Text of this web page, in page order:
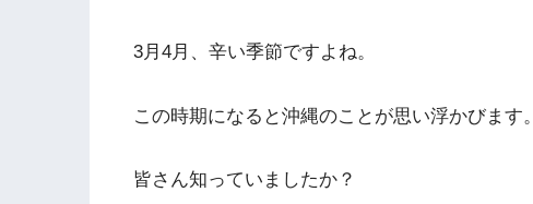
3月4月、辛い季節ですよね。
この時期になると沖縄のことが思い浮かびます。
皆さん知っていましたか？